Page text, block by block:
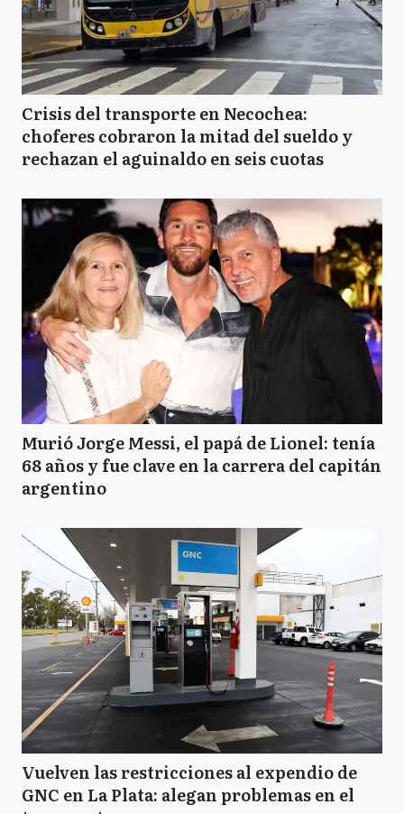
Crisis del transporte en Necochea:
choferes cobraron la mitad del sueldo y
rechazan el aguinaldo en seis cuotas
Murió Jorge Messi, el papá de Lionel: tenía
68 años y fue clave en la carrera del capitán
argentino
Vuelven las restricciones al expendio de
GNC en La Plata: alegan problemas en el